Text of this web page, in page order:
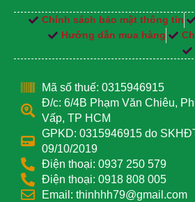
Chính sách bảo mật thông tin
Hướng dẫn mua hàng
Mã số thuế: 0315946915
Đ/c: 6/4B Phạm Văn Chiêu,
Vấp, TP HCM
GPKD: 0315946915 do
09/10/2019
Điện thoại: 0937 250 579
Điện thoại: 0918 808 005
Email: thinhhh79@gmail.com